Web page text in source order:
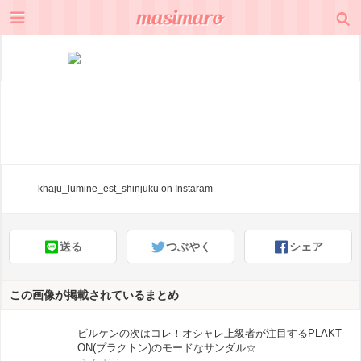
khaju_lumine_est_shinjuku on Instaram
送る つぶやく シェア
この画像が掲載されているまとめ
ビルケンの次はコレ！オシャレ上級者が注目するPLAKT
ON(プラクトン)のモードなサンダル☆